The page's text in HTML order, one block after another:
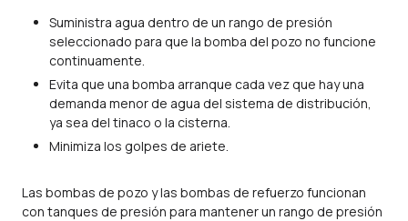
Suministra agua dentro de un rango de presión
seleccionado para que la bomba del pozo no funcione
continuamente.
Evita que una bomba arranque cada vez que hay una
demanda menor de agua del sistema de distribución,
ya sea del tinaco o la cisterna.
Minimiza los golpes de ariete.
Las bombas de pozo y las bombas de refuerzo funcionan
con tanques de presión para mantener un rango de presión